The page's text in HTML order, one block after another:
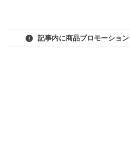
記事内に商品プロモーショ